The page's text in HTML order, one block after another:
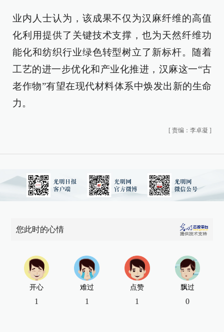
业内人士认为，该成果不仅为汉麻纤维的高值
化利用提供了关键技术支撑，也为天然纤维功
能化和纺织行业绿色转型树立了新标杆。随着
工艺的进一步优化和产业化推进，汉麻这一“古
老作物”有望在现代材料体系中焕发出新的生命
力。
[ 责编：李卓凝 ]
您此时的心情
开心
1
难过
1
点赞
1
飘过
0